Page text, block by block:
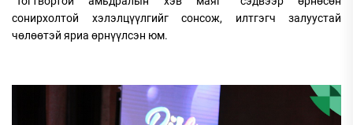
сонирхолтой хэлэлцүүлгийг сонсож, илтгэгч залуустай
чөлөөтэй яриа өрнүүлсэн юм.